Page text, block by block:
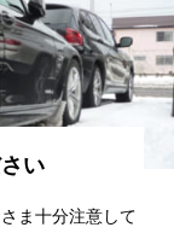
い
ま十分注意して